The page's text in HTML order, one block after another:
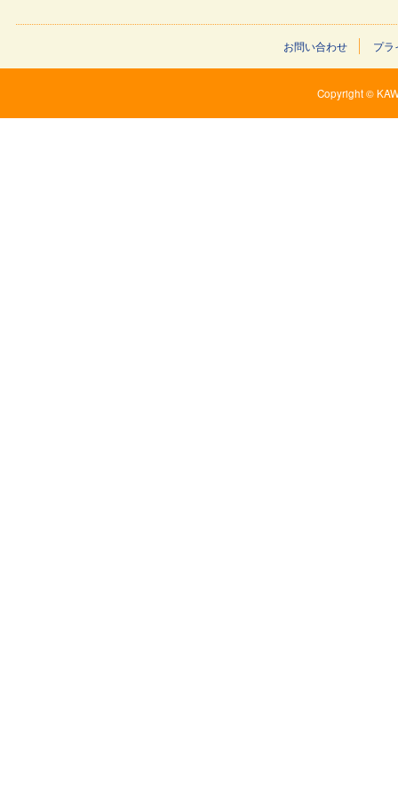
お問い合わせ プラ
Copyright ©